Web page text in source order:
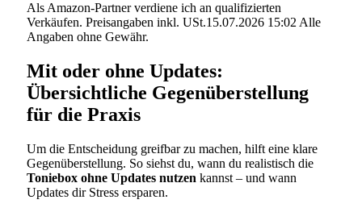
Als Amazon-Partner verdiene ich an qualifizierten
Verkäufen. Preisangaben inkl. USt.15.07.2026 15:02 Alle
Angaben ohne Gewähr.
Mit oder ohne Updates:
Übersichtliche Gegenüberstellung
für die Praxis
Um die Entscheidung greifbar zu machen, hilft eine klare
Gegenüberstellung. So siehst du, wann du realistisch die
Toniebox ohne Updates nutzen kannst – und wann
Updates dir Stress ersparen.